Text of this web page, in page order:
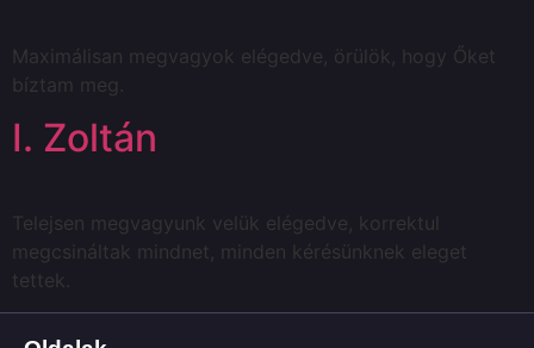
Maximálisan megvagyok elégedve, örülök, hogy Őket
bíztam meg.
I. Zoltán
Telejsen megvagyunk velük elégedve, korrektul
megcsináltak mindnet, minden kérésünknek eleget
tettek.